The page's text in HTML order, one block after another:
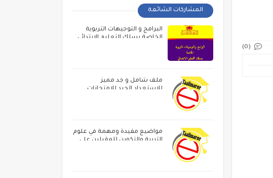
(0)
المشاركات الشائعة
البرامج و التوجيهات التربوية
الخاصة بسلك التعليم الابتدائي
ملف شامل و جد مميز
للاستعداد الجيد للامتحانات
مواضيع مفيدة ومهمة في علوم
التربية والتكوين للمقبلين على